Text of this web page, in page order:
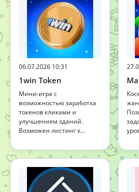
06.07.2026 10:31
1win Token
Мини-игра с
возможностью заработка
токенов кликами и
улучшением зданий.
Возможен листинг к...